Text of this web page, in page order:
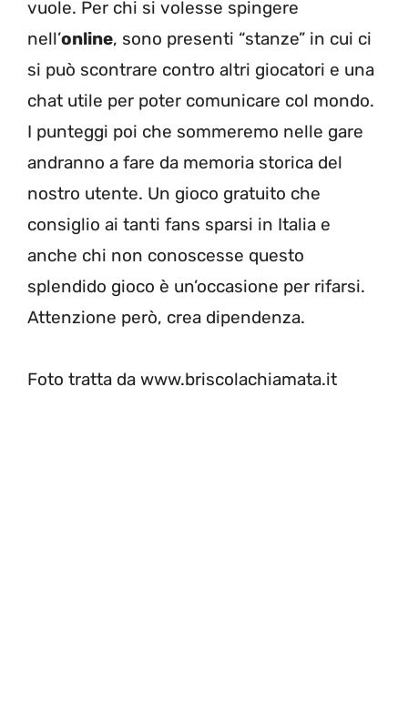
vuole. Per chi si volesse spingere
nell’online, sono presenti “stanze” in cui ci
si può scontrare contro altri giocatori e una
chat utile per poter comunicare col mondo.
I punteggi poi che sommeremo nelle gare
andranno a fare da memoria storica del
nostro utente. Un gioco gratuito che
consiglio ai tanti fans sparsi in Italia e
anche chi non conoscesse questo
splendido gioco è un’occasione per rifarsi.
Attenzione però, crea dipendenza.
Foto tratta da www.briscolachiamata.it